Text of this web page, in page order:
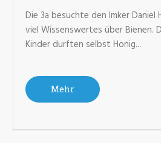
Die 3a besuchte den Imker Daniel
viel Wissenswertes über Bienen.
Kinder durften selbst Honig...
Mehr